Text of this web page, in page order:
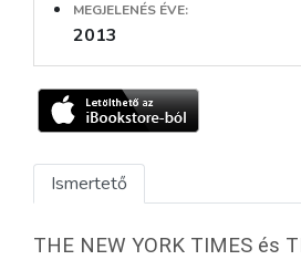
MEGJELENÉS ÉVE:
2013
Ismertető
THE NEW YORK TIMES és